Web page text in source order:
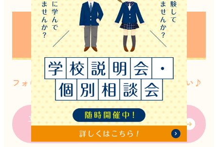
🌷立川キャンパス公式SNSアカ
ウント🌷
フォローして、在校生の様子をぜひご覧下さい♪
立川キャンパスInstagram公式アカウン